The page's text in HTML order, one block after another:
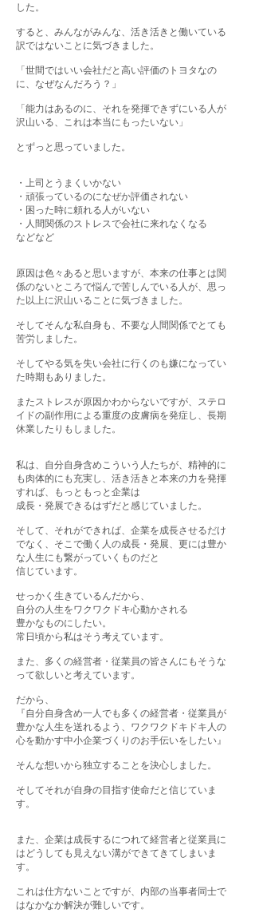
した。
すると、みんながみんな、活き活きと働いている
訳ではないことに気づきました。
「世間ではいい会社だと高い評価のトヨタなの
に、なぜなんだろう？」
「能力はあるのに、それを発揮できずにいる人が
沢山いる、これは本当にもったいない」
とずっと思っていました。
・上司とうまくいかない
・頑張っているのになぜか評価されない
・困った時に頼れる人がいない
・人間関係のストレスで会社に来れなくなる
などなど
原因は色々あると思いますが、本来の仕事とは関
係のないところで悩んで苦しんでいる 人が、思っ
た以上に沢山いることに気づきました。
そしてそんな私自身も、不要な人間関係でとても
苦労しました。
そしてやる気を失い会社に行くのも嫌になってい
た時期もありました。
またストレスが原因かわからないですが、ステロ
イドの副作用による重度の皮膚病を発症し、長期
休業したりもしました。
私は、自分自身含めこういう人たちが、精神的に
も肉体的にも充実し、活き活きと本来の力を発揮
すれば、もっともっと企業は
成長・発展できるはずだと感じていました。
そして、それができれば、企業を成長させるだけ
でなく、そこで働く人の成長・発展、更には豊か
な人生にも繋がっていくものだと
信じています。
せっかく生きているんだから、
自分の人生をワクワクドキ心動かされる
豊かなものにしたい。
常日頃から私はそう考えています。
また、多くの経営者・従業員の皆さんにもそうな
って欲しいと考えています。
だから、
『自分自身含め一人でも多くの経営者・従業員が
豊かな人生を送れるよう、ワクワクドキドキ人の
心を動かす中小企業づくりのお手伝いをしたい』
そんな想いから独立することを決心しました。
そしてそれが自身の目指す使命だと信じていま
す。
また、企業は成長するにつれて経営者と従業員に
はどうしても見えない溝ができてきてしまいま
す。
これは仕方ないことですが、内部の当事者同士で
はなかなか解決が難しいです。